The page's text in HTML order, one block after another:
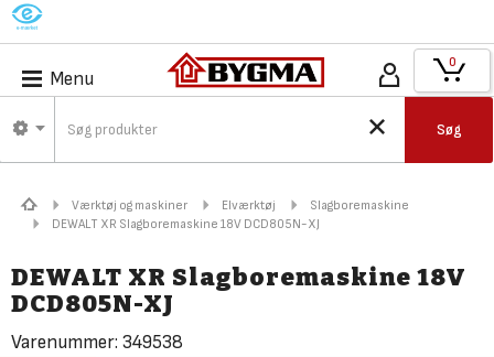
M
Menu
Søg
0
Værktøj og maskiner Elværktøj
Slagboremaskine
DEWALT XR Slagboremaskine 18V DCD805N-XJ
DEWALT XR Slagboremaskine 18V
DCD805N-XJ
Varenummer: 349538